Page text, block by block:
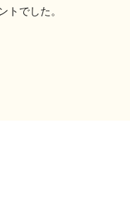
トでした。